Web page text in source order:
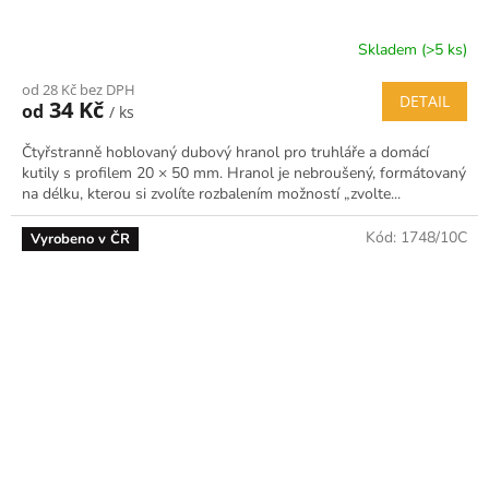
Skladem (>5 ks)
od 28 Kč bez DPH
od 34 Kč / ks
DETAIL
Čtyřstranně hoblovaný dubový hranol pro truhláře a domácí
kutily s profilem 20 × 50 mm. Hranol je nebroušený, formátovaný
na délku, kterou si zvolíte rozbalením možností „zvolte...
Vyrobeno v ČR Kód: 1748/10C